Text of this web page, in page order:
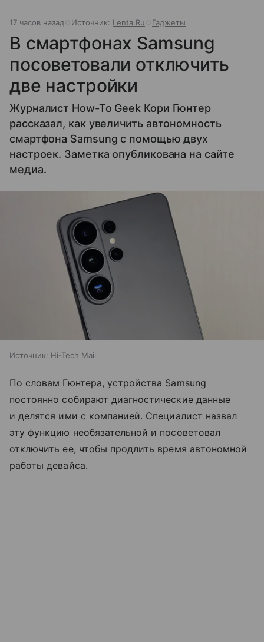
17 часов назад Источник: Lenta.Ru Гаджеты
В смартфонах Samsung
посоветовали отключить
две настройки
Журналист How-To Geek Кори Гюнтер
рассказал, как увеличить автономность
смартфона Samsung с помощью двух
настроек. Заметка опубликована на сайте
медиа.
Источник: Hi-Tech Mail
По словам Гюнтера, устройства Samsung
постоянно собирают диагностические данные
и делятся ими с компанией. Специалист назвал
эту функцию необязательной и посоветовал
отключить ее, чтобы продлить время автономной
работы девайса.